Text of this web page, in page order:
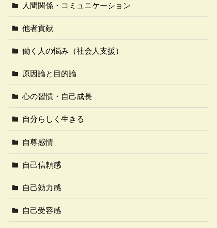
人間関係・コミュニケーション
他者貢献
働く人の悩み（社会人支援）
原因論と目的論
心の習慣・自己成長
自分らしく生きる
自尊感情
自己信頼感
自己効力感
自己受容感